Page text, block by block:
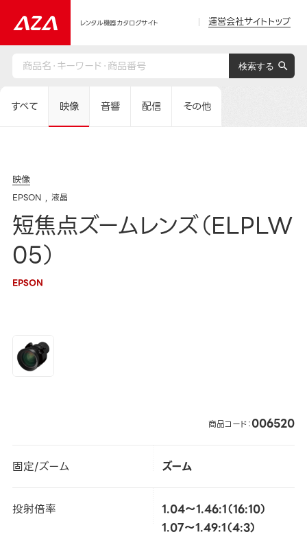
レンタル機器カタログサイト 運営会社サイトトップ
すべて 映像 音響 配信 その他
映像
EPSON 液晶
短焦点ズームレンズ（ELPLW
05）
EPSON
商品コード：006520
固定/ズーム ズーム
投射倍率
1.04～1.46:1（16:10）
1.07～1.49:1（4:3）